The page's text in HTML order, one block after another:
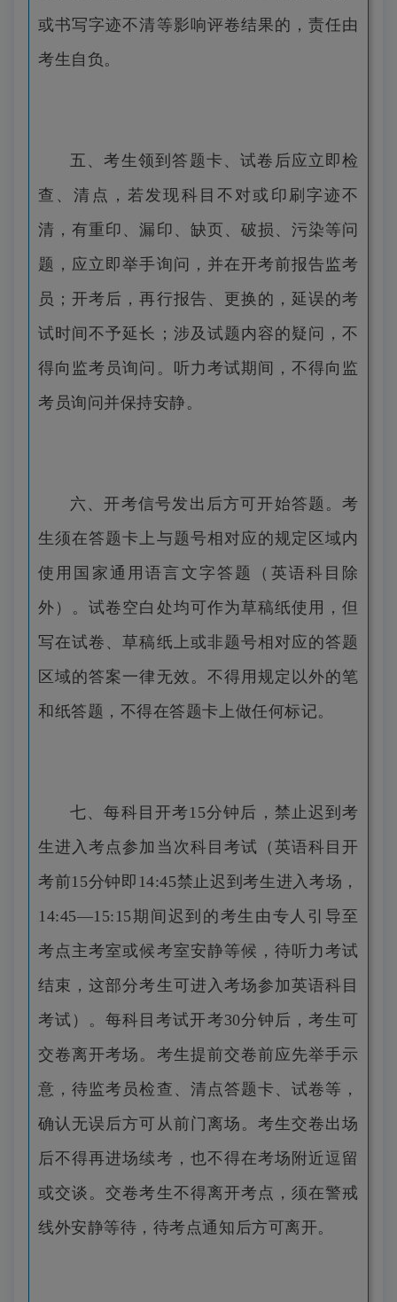
或书写字迹不清等影响评卷结果的，责任由
考生自负。
五、考生领到答题卡、试卷后应立即检
查、清点，若发现科目不对或印刷字迹不
清，有重印、漏印、缺页、破损、污染等问
题，应立即举手询问，并在开考前报告监考
员；开考后，再行报告、更换的，延误的考
试时间不予延长；涉及试题内容的疑问，不
得向监考员询问。听力考试期间，不得向监
考员询问并保持安静。
六、开考信号发出后方可开始答题。考
生须在答题卡上与题号相对应的规定区域内
使用国家通用语言文字答题（英语科目除
外）。试卷空白处均可作为草稿纸使用，但
写在试卷、草稿纸上或非题号相对应的答题
区域的答案一律无效。不得用规定以外的笔
和纸答题，不得在答题卡上做任何标记。
七、每科目开考15分钟后，禁止迟到考
生进入考点参加当次科目考试（英语科目开
考前15分钟即14:45禁止迟到考生进入考场，
14:45—15:15期间迟到的考生由专人引导至
考点主考室或候考室安静等候，待听力考试
结束，这部分考生可进入考场参加英语科目
考试）。每科目考试开考30分钟后，考生可
交卷离开考场。考生提前交卷前应先举手示
意，待监考员检查、清点答题卡、试卷等，
确认无误后方可从前门离场。考生交卷出场
后不得再进场续考，也不得在考场附近逗留
或交谈。交卷考生不得离开考点，须在警戒
线外安静等待，待考点通知后方可离开。